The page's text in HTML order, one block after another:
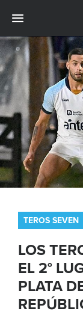
TEROS SEVEN
LOS
EL 2°
PLATA